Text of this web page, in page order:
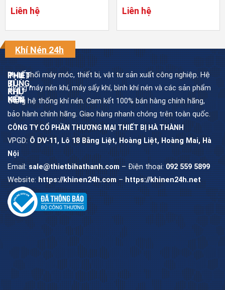
34mm)
Liên hệ
34mm)
Liên hệ
Khí Nén 24h
Phân phối máy móc, thiết bị, vật tư sản xuất công nghiệp. Hệ
thống máy nén khí, máy sấy khí, bình khí nén và các sản phẩm
trong hệ thống khí nén. Cam kết 100% bán hàng chính hãng,
bảo hành chính hãng. Giao hàng nhanh chóng trên toàn quốc.
CÔNG TY CỔ PHẦN THƯƠNG MẠI THIẾT BỊ HÀ THÀNH
VPGD: Ô DV-11, Lô 18 Bằng Liệt, Hoàng Liệt, Hoàng Mai, Hà
Nội
Email:sale@thietbihathanh.com– Điện thoại: 092 559 5899
Website: https://khinen24h.com–https://khinen24h.net
THIẾT
BỊ
KHÍ
NÉN
Máy
nén
khí
trục
vít
Máy
nén
khí
piston
Máy
sấy
khí
Bình
chứa
nén
Bộ
lọc
khí
nén
PHỤ
TÙNG,
PHỤ
KIỆN
Dầu
máy
nén
khí
Lọc
dầu
máy
trục
vít
Lọc
khí
máy
trục
vít
Lọc
tách
máy
trục
vít
Van
khí
nén